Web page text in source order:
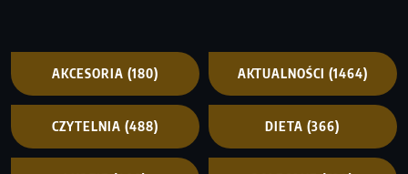
AKCESORIA (180) AKTUALNOŚCI (1464)
CZYTELNIA (488) DIETA (366)